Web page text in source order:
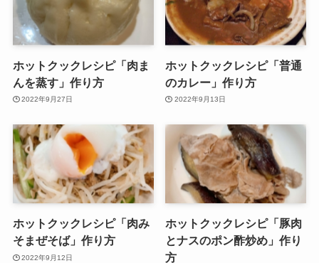
ホットクックレシピ「肉ま
んを蒸す」作り方
2022年9月27日
ホットクックレシピ「普通
のカレー」作り方
2022年9月13日
ホットクックレシピ「肉み
そまぜそば」作り方
2022年9月12日
ホットクックレシピ「豚肉
とナスのポン酢炒め」作り
方